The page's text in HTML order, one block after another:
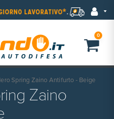
0
Spring Zaino Antifurto - Beige
Zaino